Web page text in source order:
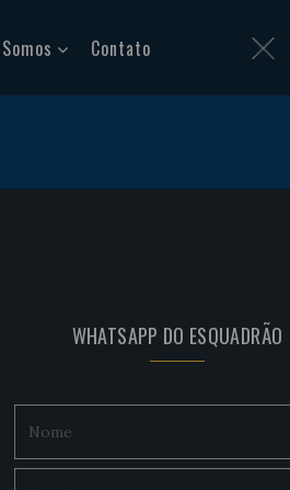
Contato
WHATSAPP DO ESQUADRÃO